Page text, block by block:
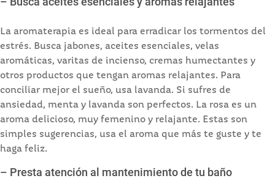
La aromaterapia es ideal para erradicar los tormentos del
estrés. Busca jabones, aceites esenciales, velas
aromáticas, varitas de incienso, cremas humectantes y
otros productos que tengan aromas relajantes. Para
conciliar mejor el sueño, usa lavanda. Si sufres de
ansiedad, menta y lavanda son perfectos. La rosa es un
aroma delicioso, muy femenino y relajante. Estas son
simples sugerencias, usa el aroma que más te guste y te
haga feliz.
– Presta atención al mantenimiento de tu baño